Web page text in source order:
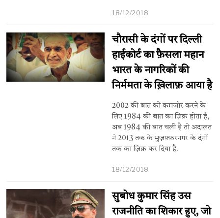
18/12/2018
चौरासी के दंगों पर दिल्ली
हाईकोर्ट का फ़ैसला महान
भारत के नागरिकों की
निर्ममता के ख़िलाफ़ आया है
2002 की बात को कमज़ोर करने के
लिए 1984 की बात का ज़िक्र होता है,
अब 1984 की बात चली है तो अदालत
ने 2013 तक के मुज़फ़्फ़रनगर के दंगों
तक का ज़िक्र कर दिया है.
18/12/2018
सुबोध कुमार सिंह उस
राजनीति का शिकार हुए, जो